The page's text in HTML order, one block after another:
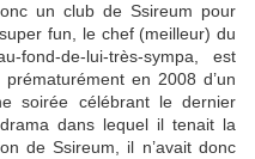
un club de Ssireum pour
fun, le chef (meilleur) du
fond-de-lui-très-sympa, est
prématurément en 2008 d’un
soirée célébrant le dernier
dans lequel il tenait la
de Ssireum, il n’avait donc